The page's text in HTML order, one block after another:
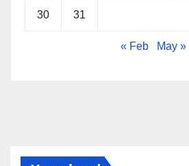
30 31
« Feb May »